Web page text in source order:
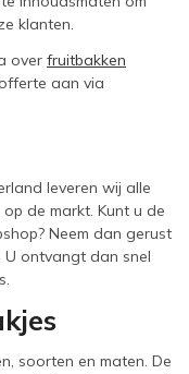
klanten.
over fruitbakken
aan via
leveren wij alle
de markt. Kunt u de
Neem dan gerust
ontvangt dan snel
soorten en maten. De